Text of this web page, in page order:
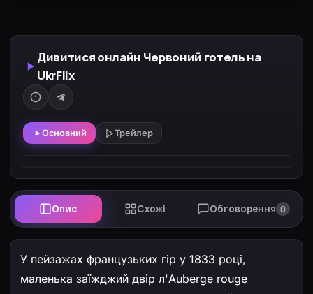
порушуючи таємницю сповіді…
Дивитися онлайн Червоний готель на
UkrFlix
Основний Трейлер
Опис Схожі Обговорення 0
У пейзажах французьких гір у 1833 році,
маленька заїжджий двір л'Auberge rouge